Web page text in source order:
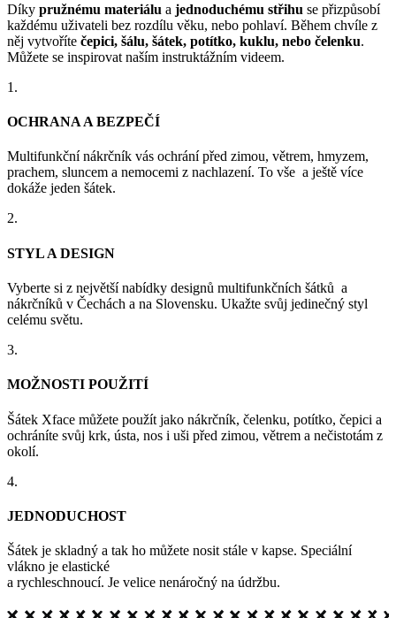
Díky pružnému materiálu a jednoduchému střihu se přizpůsobí
každému uživateli bez rozdílu věku, nebo pohlaví. Během chvíle z
něj vytvoříte čepici, šálu, šátek, potítko, kuklu, nebo čelenku.
Můžete se inspirovat naším instruktážním videem.
1.
OCHRANA A BEZPEČÍ
Multifunkční nákrčník vás ochrání před zimou, větrem, hmyzem,
prachem, sluncem a nemocemi z nachlazení. To vše a ještě více
dokáže jeden šátek.
2.
STYL A DESIGN
Vyberte si z největší nabídky designů multifunkčních šátků a
nákrčníků v Čechách a na Slovensku. Ukažte svůj jedinečný styl
celému světu.
3.
MOŽNOSTI POUŽITÍ
Šátek Xface můžete použít jako nákrčník, čelenku, potítko, čepici a
ochráníte svůj krk, ústa, nos i uši před zimou, větrem a nečistotám z
okolí.
4.
JEDNODUCHOST
Šátek je skladný a tak ho můžete nosit stále v kapse. Speciální
vlákno je elastické
a rychleschnoucí. Je velice nenáročný na údržbu.